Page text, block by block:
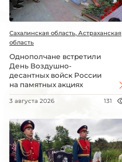
Сахалинская область, Астраханская
область
Однополчане встретили
День Воздушно-
десантных войск России
на памятных акциях
3 августа 2026 131